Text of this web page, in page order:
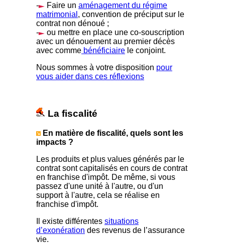
-
Faire un aménagement du régime
matrimonial , convention de préciput sur le
contrat non dénoué ;
-
ou mettre en place une co-souscription
avec un dénouement au premier décès
avec comme bénéficiaire le conjoint.
Nous sommes à votre disposition pour
vous aider dans ces réflexions
La fiscalité
En matière de fiscalité, quels sont les
impacts ?
Les produits et plus values générés par le
contrat sont capitalisés en cours de contrat
en franchise d'impôt. De même, si vous
passez d'une unité à l'autre, ou d'un
support à l'autre, cela se réalise en
franchise d'impôt.
Il existe différentes situations
d’exonération des revenus de l’assurance
vie.